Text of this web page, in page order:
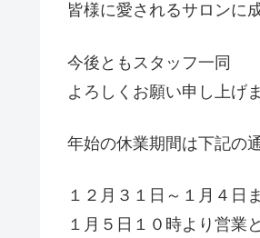
皆様に愛されるサロンに
今後ともスタッフ一同
よろしくお願い申し上げま
年始の休業期間は下記の
１２月３１日～１月４日
１月５日１０時より営業